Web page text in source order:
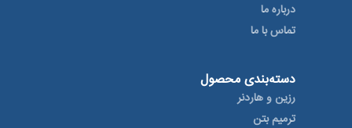
درباره ما
تماس با ما
دسته‌بندی محصول
رزین و هاردنر
ترمیم بتن